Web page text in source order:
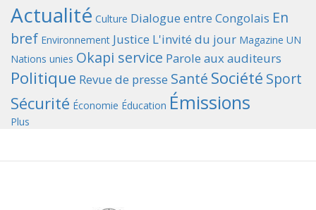
Actualité Culture Dialogue entre Congolais En
bref Environnement Justice L'invité du jour Magazine UN
Nations unies Okapi service Parole aux auditeurs
Politique Revue de presse Santé Société Sport
Sécurité Économie Éducation Émissions
Plus